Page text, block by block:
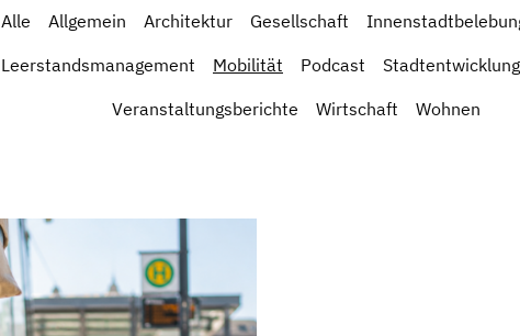
Alle Allgemein Architektur Gesellschaft
Leerstandsmanagement
Mobilität Podcast Stadtentwicklung
Veranstaltungsberichte
Wirtschaft Wohnen